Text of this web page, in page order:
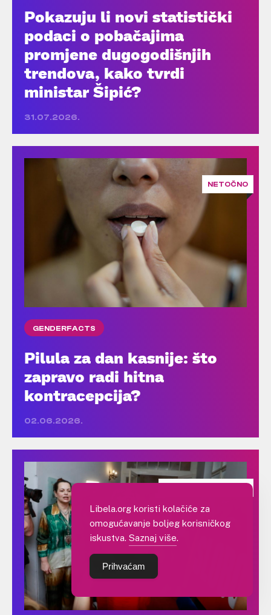
Pokazuju li novi statistički
podaci o pobačajima
promjene dugogodišnjih
trendova, kako tvrdi
ministar Šipić?
31.07.2026.
NETOČNO
GENDERFACTS
Pilula za dan kasnije: što
zapravo radi hitna
kontracepcija?
02.06.2026.
Libela.org koristi kolačiće za
omogućavanje boljeg korisničkog
iskustva. Saznaj više.
Prihvaćam